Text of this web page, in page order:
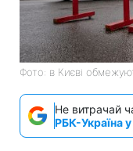
Фото: в Києві
Не витрачай
РБК-Україна